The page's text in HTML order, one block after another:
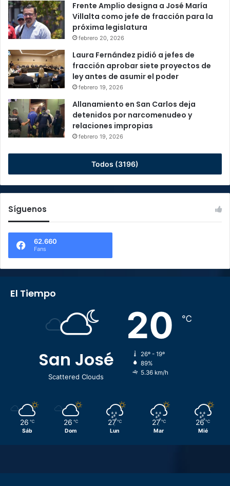
Frente Amplio designa a José María
Villalta como jefe de fracción para la
próxima legislatura
febrero 20, 2026
Laura Fernández pidió a jefes de
fracción aprobar siete proyectos de
ley antes de asumir el poder
febrero 19, 2026
Allanamiento en San Carlos deja
detenidos por narcomenudeo y
relaciones impropias
febrero 19, 2026
Todos (3196)
Síguenos
62.660
Fans
El Tiempo
San José
Scattered Clouds
20 ℃
26º - 19º
89%
5.36 km/h
26 ℃
Sáb
26 ℃
Dom
27 ℃
Lun
27 ℃
Mar
26 ℃
Mié